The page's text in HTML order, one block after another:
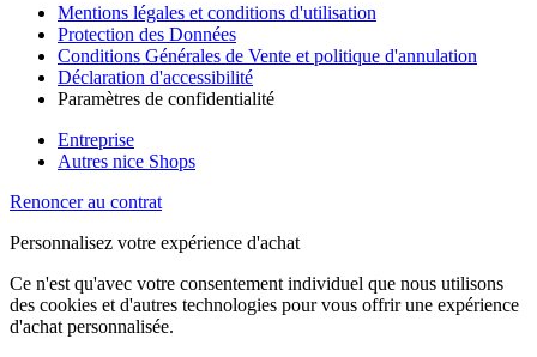
Mentions légales et conditions d'utilisation
Protection des Données
Conditions Générales de Vente et politique d'annulation
Déclaration d'accessibilité
Paramètres de confidentialité
Entreprise
Autres nice Shops
Renoncer au contrat
Personnalisez votre expérience d'achat
Ce n'est qu'avec votre consentement individuel que nous utilisons
des cookies et d'autres technologies pour vous offrir une expérience
d'achat personnalisée.